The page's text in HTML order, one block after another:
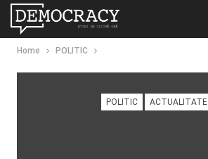
Home POLITIC
POLITIC ACTUALITATE